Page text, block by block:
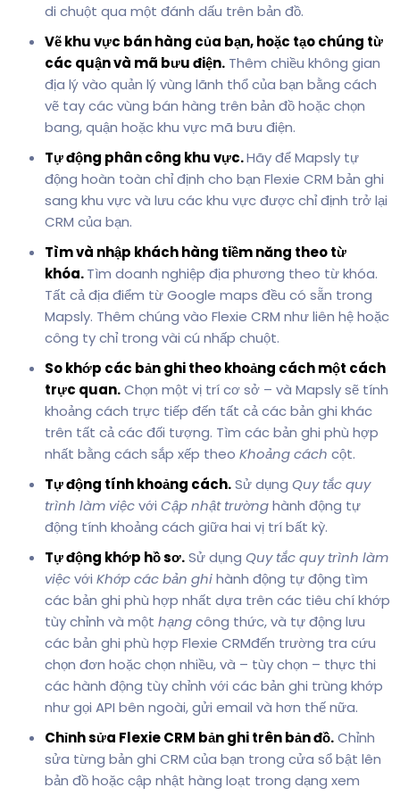
di chuột qua một đánh dấu trên bản đồ.
Vẽ khu vực bán hàng của bạn, hoặc tạo chúng từ
các quận và mã bưu điện. Thêm chiều không gian
địa lý vào quản lý vùng lãnh thổ của bạn bằng cách
vẽ tay các vùng bán hàng trên bản đồ hoặc chọn
bang, quận hoặc khu vực mã bưu điện.
Tự động phân công khu vực.Hãy để Mapsly tự
động hoàn toàn chỉ định cho bạn Flexie CRM bản ghi
sang khu vực và lưu các khu vực được chỉ định trở lại
CRM của bạn.
Tìm và nhập khách hàng tiềm năng theo từ
khóa.Tìm doanh nghiệp địa phương theo từ khóa.
Tất cả địa điểm từ Google maps đều có sẵn trong
Mapsly. Thêm chúng vào Flexie CRM như liên hệ hoặc
công ty chỉ trong vài cú nhấp chuột.
So khớp các bản ghi theo khoảng cách một cách
trực quan.Chọn một vị trí cơ sở – và Mapsly sẽ tính
khoảng cách trực tiếp đến tất cả các bản ghi khác
trên tất cả các đối tượng. Tìm các bản ghi phù hợp
nhất bằng cách sắp xếp theo Khoảng cách cột.
Tự động tính khoảng cách.Sử dụng Quy tắc quy
trình làm việcvới Cập nhật trườnghành động tự
động tính khoảng cách giữa hai vị trí bất kỳ.
Tự động khớp hồ sơ.Sử dụng Quy tắc quy trình làm
việcvới Khớp các bản ghihành động tự động tìm
các bản ghi phù hợp nhất dựa trên các tiêu chí khớp
tùy chỉnh và một hạngcông thức, và tự động lưu
các bản ghi phù hợp Flexie CRMđến trường tra cứu
chọn đơn hoặc chọn nhiều, và – tùy chọn – thực thi
các hành động tùy chỉnh với các bản ghi trùng khớp
như gọi API bên ngoài, gửi email và hơn thế nữa.
Chỉnh sửa Flexie CRM bản ghi trên bản đồ.Chỉnh
sửa từng bản ghi CRM của bạn trong cửa sổ bật lên
bản đồ hoặc cập nhật hàng loạt trong dạng xem